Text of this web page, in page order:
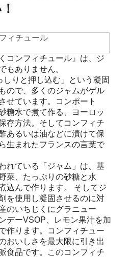
コンフィチュール』は、ジ
もありません。
しりと押し込む」という凝固
ので、多くのジャムがゲル
せています。コンポート
糖水で煮て作る、ヨーロッ
存方法。そしてコンフィチ
あるいは油などに漬けて保
生まれたフランスの言葉で
れている「ジャム」は、基
菜、たっぷりの砂糖と水
込んで作ります。 そしてジ
を使用し凝固させるのに対
のいちじくにグラニュー
デーVSOP、レモン果汁を加
作ります。コンフィチュー
おいしさを最大限に引き出
食品です。このコンフィチ